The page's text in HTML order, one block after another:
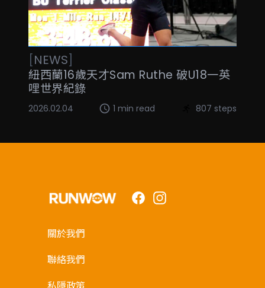
[NEWS]
紐西蘭16歲天才Sam Ruthe 破U18一英
哩世界紀錄
2026.02.04 1 min read 807 steps
FacebookInstagram
關於我們
聯絡我們